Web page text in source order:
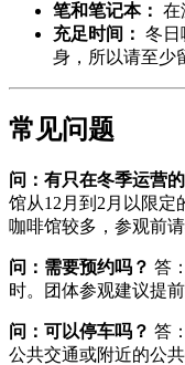
笔和笔记本： 在
充足时间： 冬日
身，所以请至少
常见问题
问：有只在冬季运营
馆从12月到2月以限定
咖啡馆较多，参观前
问：需要预约吗？ 答
时。团体参观建议提前
问：可以停车吗？ 答
公共交通或附近的公共